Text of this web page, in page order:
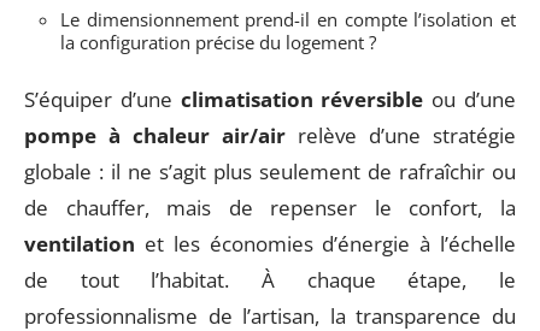
Le dimensionnement prend-il en compte l’isolation et
la configuration précise du logement ?
S’équiper d’une climatisation réversible ou d’une
pompe à chaleur air/air relève d’une stratégie
globale : il ne s’agit plus seulement de rafraîchir ou
de chauffer, mais de repenser le confort, la
ventilation et les économies d’énergie à l’échelle
de tout l’habitat. À chaque étape, le
professionnalisme de l’artisan, la transparence du